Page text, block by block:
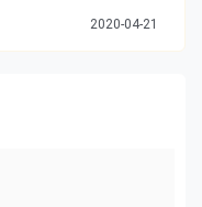
2020-04-21